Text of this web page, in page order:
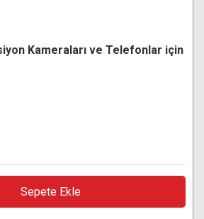
Kameraları ve Telefonlar için
Sepete Ekle